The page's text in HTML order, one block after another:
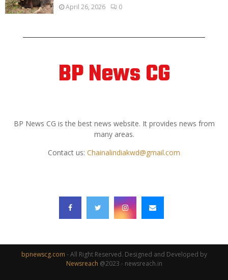
April 26, 2026 0
BP News CG
BP News CG is the best news website. It provides news from
many areas.
Contact us: Chainalindiakwd@gmail.com
bpnewscg.com - All Right Reserved. Designed and Developed by
Newsreach @2023 - newsreach.in